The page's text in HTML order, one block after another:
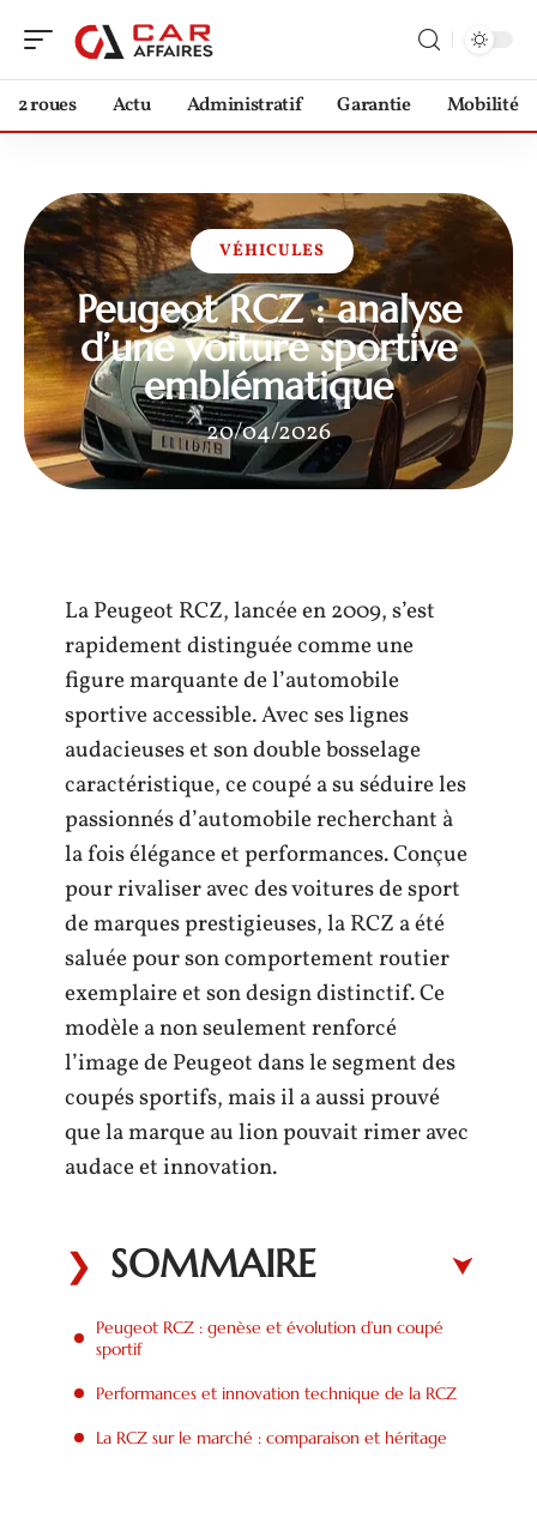
2 roues Actu Administratif Garantie Mobilité
VÉHICULES
Peugeot RCZ : analyse
d’une voiture sportive
emblématique
20/04/2026
La Peugeot RCZ, lancée en 2009, s’est
rapidement distinguée comme une
figure marquante de l’automobile
sportive accessible. Avec ses lignes
audacieuses et son double bosselage
caractéristique, ce coupé a su séduire les
passionnés d’automobile recherchant à
la fois élégance et performances. Conçue
pour rivaliser avec des voitures de sport
de marques prestigieuses, la RCZ a été
saluée pour son comportement routier
exemplaire et son design distinctif. Ce
modèle a non seulement renforcé
l’image de Peugeot dans le segment des
coupés sportifs, mais il a aussi prouvé
que la marque au lion pouvait rimer avec
audace et innovation.
SOMMAIRE
Peugeot RCZ : genèse et évolution d’un coupé
sportif
Performances et innovation technique de la RCZ
La RCZ sur le marché : comparaison et héritage